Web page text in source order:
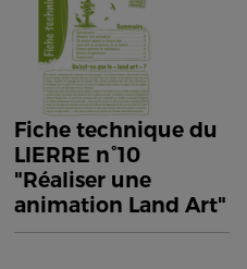
Fiche technique du
LIERRE n°10
"Réaliser une
animation Land Art"